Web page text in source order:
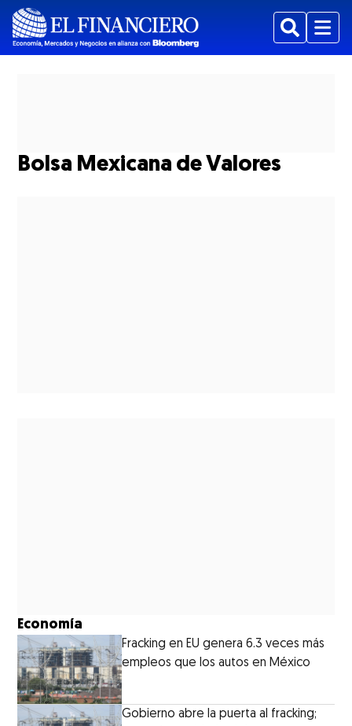
BuscarMenu
Bolsa Mexicana de Valores
Economía
Fracking en EU genera 6.3 veces más
empleos que los autos en México
Gobierno abre la puerta al fracking;